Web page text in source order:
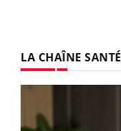
LA CHAÎNE SANTÉ